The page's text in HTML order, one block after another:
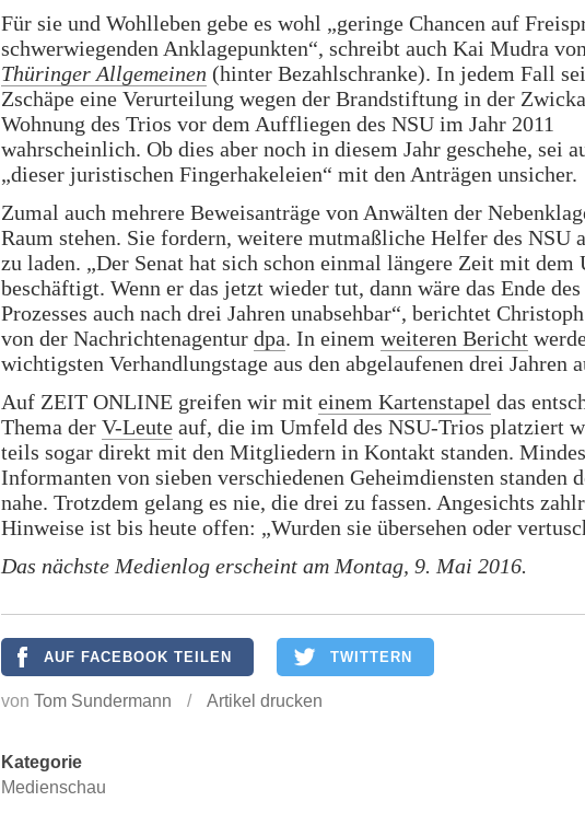
Für sie und Wohlleben gebe es wohl „geringe Chancen auf
schwerwiegenden Anklagepunkten“, schreibt auch Kai Mudra
Thüringer Allgemeinen (hinter Bezahlschranke). In jedem Fall
Zschäpe eine Verurteilung wegen der Brandstiftung in der
Wohnung des Trios vor dem Auffliegen des NSU im Jahr 2011
wahrscheinlich. Ob dies aber noch in diesem Jahr geschehe, sei
„dieser juristischen Fingerhakeleien“ mit den Anträgen unsicher.
Zumal auch mehrere Beweisanträge von Anwälten der
Raum stehen. Sie fordern, weitere mutmaßliche Helfer des NSU
zu laden. „Der Senat hat sich schon einmal längere Zeit mit dem
beschäftigt. Wenn er das jetzt wieder tut, dann wäre das Ende
Prozesses auch nach drei Jahren unabsehbar“, berichtet
von der Nachrichtenagentur dpa. In einem weiteren Bericht
wichtigsten Verhandlungstage aus den abgelaufenen drei Jahren
Auf ZEIT ONLINE greifen wir mit einem Kartenstapel das
Thema der V-Leute auf, die im Umfeld des NSU-Trios platziert
teils sogar direkt mit den Mitgliedern in Kontakt standen.
Informanten von sieben verschiedenen Geheimdiensten standen
nahe. Trotzdem gelang es nie, die drei zu fassen. Angesichts
Hinweise ist bis heute offen: „Wurden sie übersehen oder
Das nächste Medienlog erscheint am Montag, 9. Mai 2016.
AUF FACEBOOK TEILEN TWITTERN
von Tom Sundermann / Artikel drucken
Kategorie
Medienschau